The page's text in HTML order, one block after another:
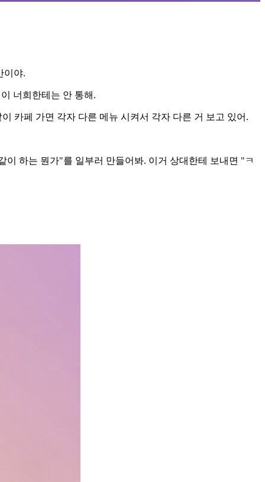
이야.
너희한테는 안 통해.
카페 가면 각자 다른 메뉴 시켜서 각자 다른 거 보고 있어.
하는 뭔가"를 일부러 만들어봐. 이거 상대한테 보내면 "ㅋ